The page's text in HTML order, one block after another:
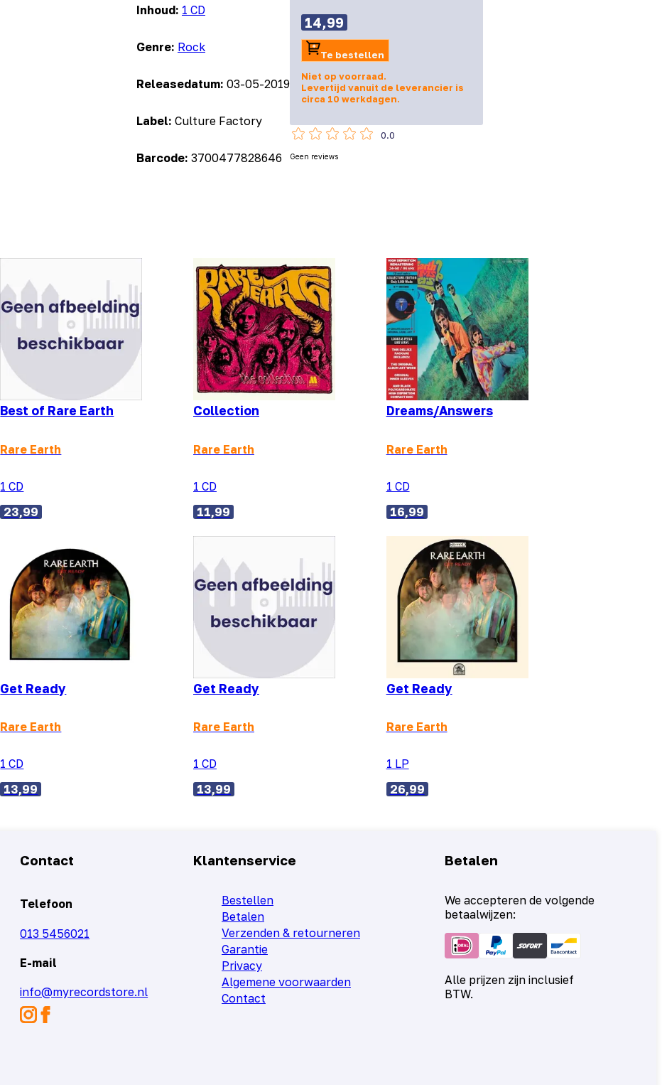
Inhoud: 1 CD
Genre: Rock
Releasedatum: 03-05-2019
Label: Culture Factory
Barcode: 3700477828646
14,99
Te bestellen
Niet op voorraad.
Levertijd vanuit de leverancier is
circa 10 werkdagen.
0.0
Geen reviews
Best of Rare Earth
Rare Earth
1 CD
23,99
Collection
Rare Earth
1 CD
11,99
Dreams/Answers
Rare Earth
1 CD
16,99
Get Ready
Rare Earth
1 CD
13,99
Get Ready
Rare Earth
1 CD
13,99
Get Ready
Rare Earth
1 LP
26,99
Contact
Telefoon
013 5456021
E-mail
info@myrecordstore.nl
Klantenservice
Bestellen
Betalen
Verzenden & retourneren
Garantie
Privacy
Algemene voorwaarden
Contact
Betalen
We accepteren de volgende
betaalwijzen:
Alle prijzen zijn inclusief
BTW.